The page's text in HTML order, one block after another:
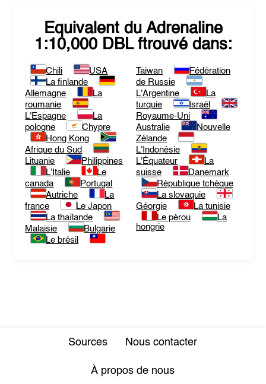
Equivalent du Adrenaline
1:10,000 DBLftrouvé dans:
Chili
USA
La finlande
Allemagne
La
roumanie
L'Espagne
La
pologne
Chypre
Hong Kong
Afrique du Sud
Lituanie
Philippines
L'Italie
Le
canada
Portugal
Autriche
La
france
Le Japon
La thaïlande
Malaisie
Bulgarie
Le brésil
Taiwan
Fédération
de Russie
L'Argentine
La
turquie
Israël
Royaume-Uni
Australie
Nouvelle
Zélande
L'Indonésie
L'Équateur
La
suisse
Danemark
République tchèque
La slovaquie
Géorgie
La tunisie
Le pérou
La
hongrie
Sources Nous contacter
À propos de nous